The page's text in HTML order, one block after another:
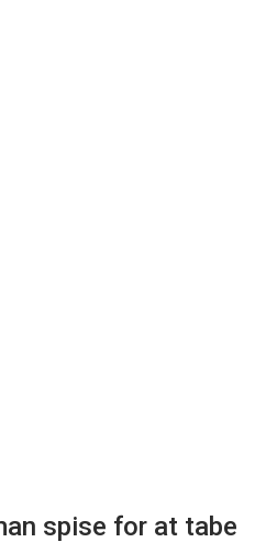
spise for at tabe